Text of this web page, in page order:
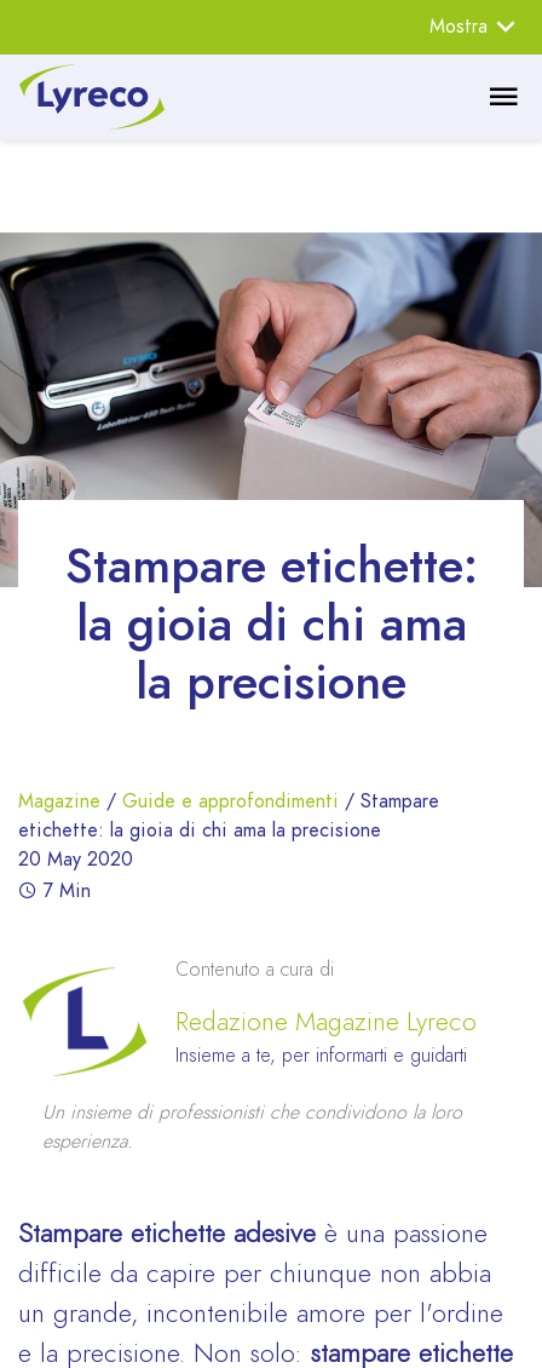
Mostra
Magazine / Guide e approfondimenti / Stampare
etichette: la gioia di chi ama la precisione
20 May 2020
7 Min
Stampare etichette:
la gioia di chi ama
la precisione
Contenuto a cura di
Redazione Magazine Lyreco
Insieme a te, per informarti e guidarti
Un insieme di professionisti che condividono la loro
esperienza.
Stampare etichette adesive è una passione
difficile da capire per chiunque non abbia
un grande, incontenibile amore per l'ordine
e la precisione. Non solo: stampare etichette